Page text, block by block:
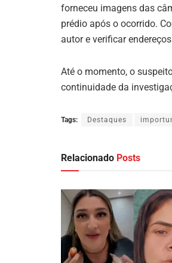
forneceu imagens das
prédio após o ocorrido.
autor e verificar
Até o momento, o
continuidade da
Tags: Destaques
Relacionado Posts